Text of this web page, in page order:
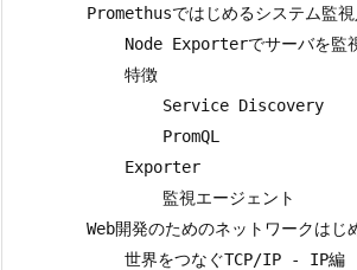
Promethusではじめるシステム監視
Node Exporterでサーバを監
            特徴
                Service Discovery
                PromQL
            Exporter
                監視エージェント
Web開発のためのネットワークはじ
            世界をつなぐTCP/IP - IP編